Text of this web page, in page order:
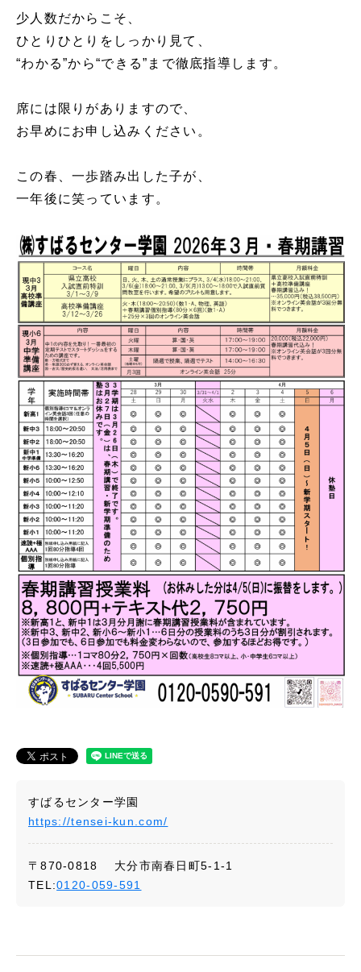
少人数だからこそ、
ひとりひとりをしっかり見て、
“わかる”から“できる”まで徹底指導します。
席には限りがありますので、
お早めにお申し込みください。
この春、一歩踏み出した子が、
一年後に笑っています。
すばるセンター学園
https://tensei-kun.com/
〒870-0818 大分市南春日町5-1-1
TEL:0120-059-591